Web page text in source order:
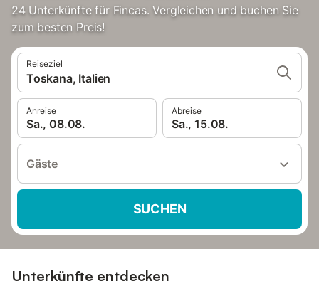
24 Unterkünfte für Fincas. Vergleichen und buchen Sie
zum besten Preis!
Reiseziel
Toskana, Italien
Anreise
Sa., 08.08.
Abreise
Sa., 15.08.
Gäste
SUCHEN
Unterkünfte entdecken